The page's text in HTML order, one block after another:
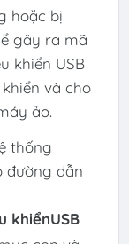
hoặc bị
gây ra mã
khiển USB
và cho
ảo.
thống
đường dẫn
khiểnUSB